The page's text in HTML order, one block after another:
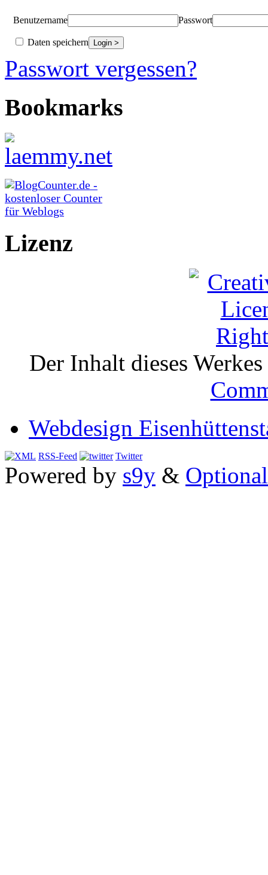
Benutzername Passwort
Daten speichern
Passwort vergessen?
Bookmarks
Lizenz
Der Inhalt dieses
Webdesign
RSS-Feed Twitter
Powered by s9y &